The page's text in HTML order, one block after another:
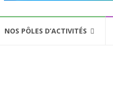
NOS PÔLES D’ACTIVITÉS